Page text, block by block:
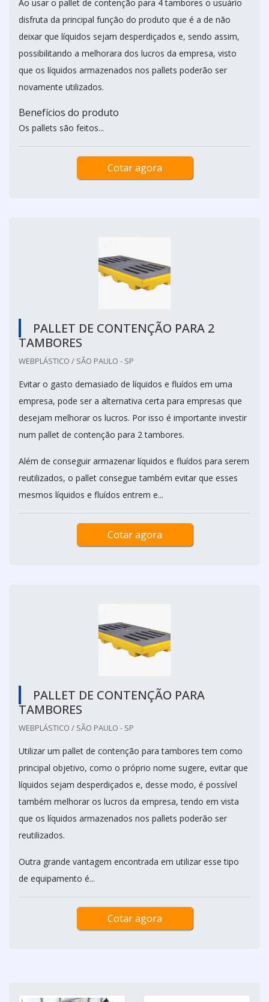
Ao usar o pallet de contenção para 4 tambores o usuário
disfruta da principal função do produto que é a de não
deixar que líquidos sejam desperdiçados e, sendo assim,
possibilitando a melhorara dos lucros da empresa, visto
que os líquidos armazenados nos pallets poderão ser
novamente utilizados.
Benefícios do produto
Os pallets são feitos...
Cotar agora
PALLET DE CONTENÇÃO PARA 2
TAMBORES
WEBPLÁSTICO / SÃO PAULO - SP
Evitar o gasto demasiado de líquidos e fluídos em uma
empresa, pode ser a alternativa certa para empresas que
desejam melhorar os lucros. Por isso é importante investir
num pallet de contenção para 2 tambores.
Além de conseguir armazenar líquidos e fluídos para serem
reutilizados, o pallet consegue também evitar que esses
mesmos líquidos e fluídos entrem e...
Cotar agora
PALLET DE CONTENÇÃO PARA
TAMBORES
WEBPLÁSTICO / SÃO PAULO - SP
Utilizar um pallet de contenção para tambores tem como
principal objetivo, como o próprio nome sugere, evitar que
líquidos sejam desperdiçados e, desse modo, é possível
também melhorar os lucros da empresa, tendo em vista
que os líquidos armazenados nos pallets poderão ser
reutilizados.
Outra grande vantagem encontrada em utilizar esse tipo
de equipamento é...
Cotar agora